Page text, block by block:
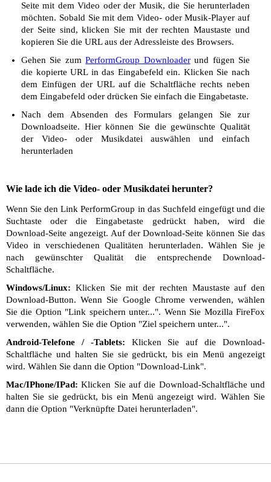
Seite mit dem Video oder der Musik, die Sie herunterladen
möchten. Sobald Sie mit dem Video- oder Musik-Player auf
der Seite sind, klicken Sie mit der rechten Maustaste und
kopieren Sie die URL aus der Adressleiste des Browsers.
Gehen Sie zumPerformGroup Downloaderund fügen Sie
die kopierte URL in das Eingabefeld ein. Klicken Sie nach
dem Einfügen der URL auf die Schaltfläche rechts neben
dem Eingabefeld oder drücken Sie einfach die Eingabetaste.
Nach dem Absenden des Formulars gelangen Sie zur
Downloadseite. Hier können Sie die gewünschte Qualität
der Video- oder Musikdatei auswählen und einfach
herunterladen
Wie lade ich die Video- oder Musikdatei herunter?
Wenn Sie den Link PerformGroup in das Suchfeld eingefügt und die
Suchtaste oder die Eingabetaste gedrückt haben, wird die
Download-Seite angezeigt. Auf der Download-Seite können Sie das
Video in verschiedenen Qualitäten herunterladen. Wählen Sie je
nach gewünschter Qualität die entsprechende Download-
Schaltfläche.
Windows/Linux: Klicken Sie mit der rechten Maustaste auf den
Download-Button. Wenn Sie Google Chrome verwenden, wählen
Sie die Option "Link speichern unter...". Wenn Sie Mozilla FireFox
verwenden, wählen Sie die Option "Ziel speichern unter...".
Android-Telefone / -Tablets: Klicken Sie auf die Download-
Schaltfläche und halten Sie sie gedrückt, bis ein Menü angezeigt
wird. Wählen Sie dann die Option "Download-Link".
Mac/IPhone/IPad: Klicken Sie auf die Download-Schaltfläche und
halten Sie sie gedrückt, bis ein Menü angezeigt wird. Wählen Sie
dann die Option "Verknüpfte Datei herunterladen".